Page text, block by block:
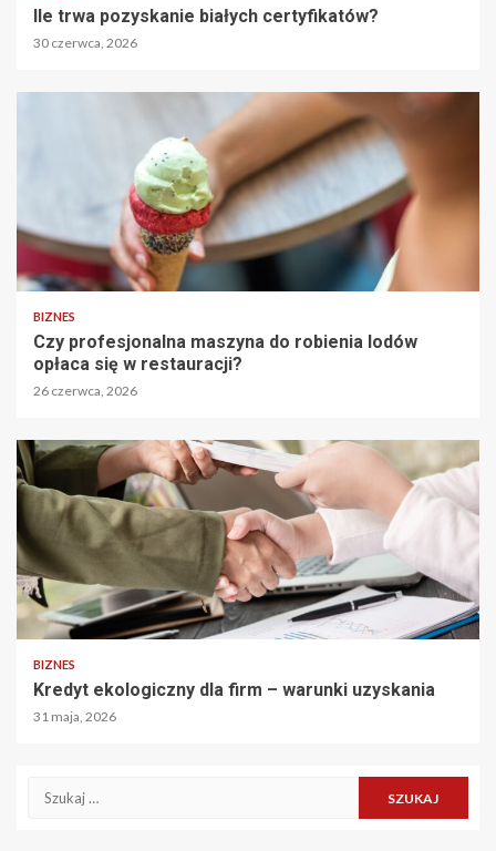
Ile trwa pozyskanie białych certyfikatów?
30 czerwca, 2026
BIZNES
Czy profesjonalna maszyna do robienia lodów
opłaca się w restauracji?
26 czerwca, 2026
BIZNES
Kredyt ekologiczny dla firm – warunki uzyskania
31 maja, 2026
Szukaj: